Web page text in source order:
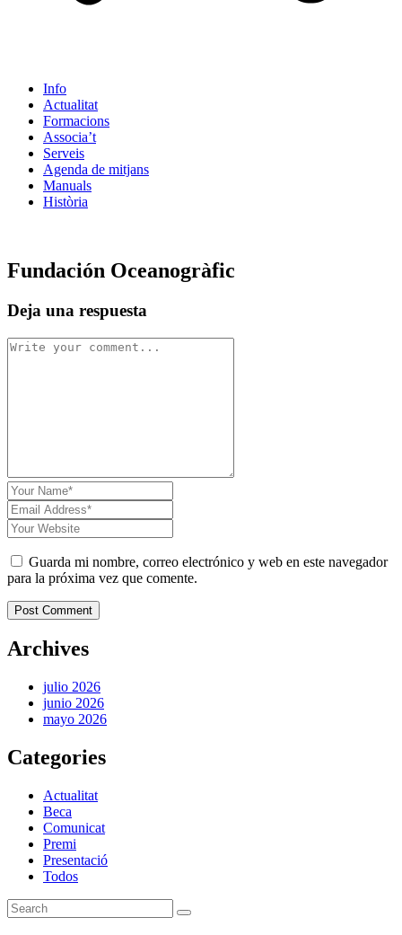
Info
Actualitat
Formacions
Associa’t
Serveis
Agenda de mitjans
Manuals
Història
Fundación Oceanogràfic
Deja una respuesta
Guarda mi nombre, correo electrónico y web en este navegador
para la próxima vez que comente.
Post Comment
Archives
julio 2026
junio 2026
mayo 2026
Categories
Actualitat
Beca
Comunicat
Premi
Presentació
Todos